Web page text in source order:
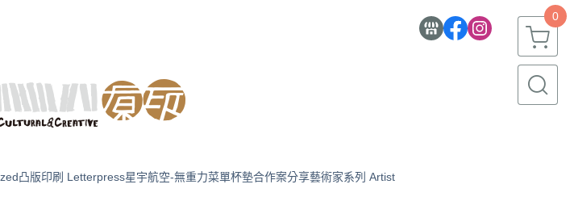
0
凸版印刷 Letterpress星宇航空-無重力菜單杯墊合作案分享藝術家系列 Artist